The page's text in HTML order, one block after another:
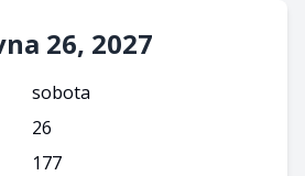
26, 2027
sobota
26
177